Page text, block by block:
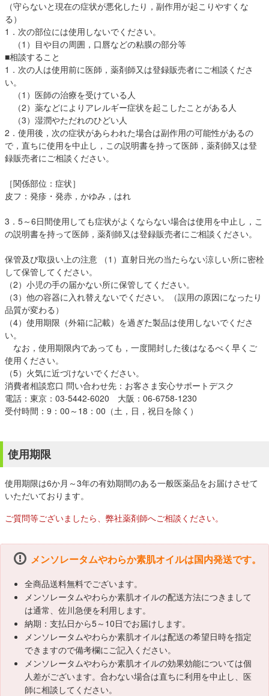
（守らないと現在の症状が悪化したり，副作用が起こりやすくな
る）
1．次の部位には使用しないでください。
（1）目や目の周囲，口唇などの粘膜の部分等
■相談すること
1．次の人は使用前に医師，薬剤師又は登録販売者にご相談くださ
い。
（1）医師の治療を受けている人
（2）薬などによりアレルギー症状を起こしたことがある人
（3）湿潤やただれのひどい人
2．使用後，次の症状があらわれた場合は副作用の可能性があるの
で，直ちに使用を中止し，この説明書を持って医師，薬剤師又は登
録販売者にご相談ください。
［関係部位：症状］
皮フ：発疹・発赤，かゆみ，はれ
3．5～6日間使用しても症状がよくならない場合は使用を中止し，こ
の説明書を持って医師，薬剤師又は登録販売者にご相談ください。
保管及び取扱い上の注意 （1）直射日光の当たらない涼しい所に密栓
して保管してください。
（2）小児の手の届かない所に保管してください。
（3）他の容器に入れ替えないでください。（誤用の原因になったり
品質が変わる）
（4）使用期限（外箱に記載）を過ぎた製品は使用しないでくださ
い。
なお，使用期限内であっても，一度開封した後はなるべく早くご
使用ください。
（5）火気に近づけないでください。
消費者相談窓口 問い合わせ先：お客さま安心サポートデスク
電話：東京：03-5442-6020 大阪：06-6758-1230
受付時間：9：00～18：00（土，日，祝日を除く）
使用期限
使用期限は6か月～3年の有効期間のある一般医薬品をお届けさせて
いただいております。
ご質問等ございましたら、弊社薬剤師へご相談ください。
メンソレータムやわらか素肌オイルは国内発送です。
全商品送料無料でございます。
メンソレータムやわらか素肌オイルの配送方法につきまして
は通常、佐川急便を利用します。
納期：支払日から5～10日でお届けします。
メンソレータムやわらか素肌オイルは配送の希望日時を指定
できますので備考欄にご記入ください。
メンソレータムやわらか素肌オイルの効果効能については個
人差がございます。合わない場合は直ちに利用を中止し、医
師に相談してください。